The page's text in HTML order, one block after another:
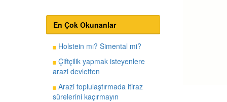
En Çok Okunanlar
Holstein mı? Simental mi?
Çiftçilik yapmak isteyenlere
arazi devletten
Arazi toplulaştırmada itiraz
sürelerini kaçırmayın